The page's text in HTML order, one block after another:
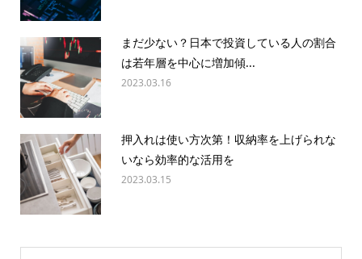
まだ少ない？日本で投資している人の割合
は若年層を中心に増加傾...
2023.03.16
押入れは使い方次第！収納率を上げられな
いなら効率的な活用を
2023.03.15